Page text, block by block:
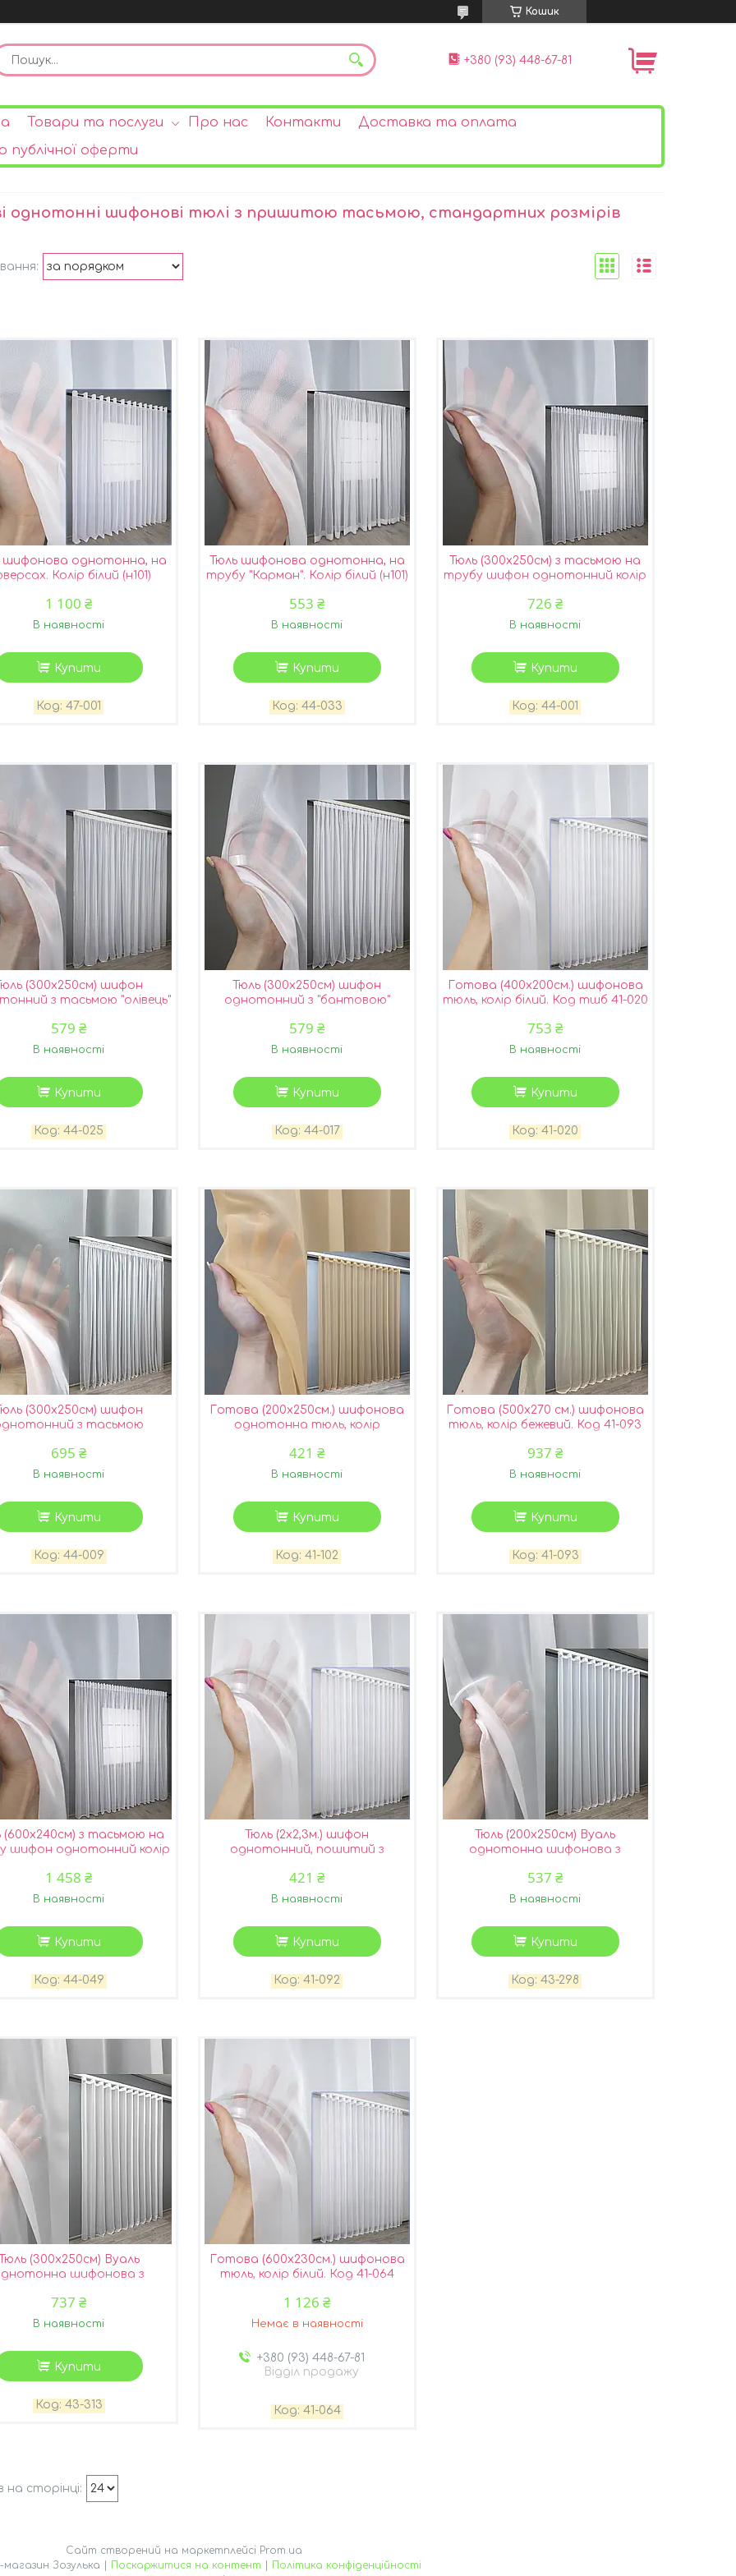
Кошик
+380 (93) 448-67-81
Товари та послуги Про нас Контакти
Доставка та оплата
публічної оферти
однотонні шифонові тюлі з пришитою тасьмою, стандартних розмірів
шифонова однотонна, на
Колір білий (н101)
1 100 ₴
В наявності
Купити
47-001
Тюль шифонова однотонна, на
трубу "Карман". Колір білий (н101)
553 ₴
В наявності
Купити
44-033
Тюль (300х250см) з тасьмою на
трубу шифон однотонний колір
726 ₴
В наявності
Купити
44-001
(300х250см) шифон
з тасьмою "олівець"
579 ₴
В наявності
Купити
44-025
Тюль (300х250см) шифон
однотонний з "бантовою"
579 ₴
В наявності
Купити
44-017
Готова (400х200см.) шифонова
тюль, колір білий. Код тшб 41-020
753 ₴
В наявності
Купити
41-020
(300х250см) шифон
з тасьмою
695 ₴
В наявності
Купити
44-009
Готова (200х250см.) шифонова
однотонна тюль, колір
421 ₴
В наявності
Купити
41-102
Готова (500х270 см.) шифонова
тюль, колір бежевий. Код 41-093
937 ₴
В наявності
Купити
41-093
(600х240см) з тасьмою на
шифон однотонний колір
1 458 ₴
В наявності
Купити
44-049
Тюль (2х2,3м.) шифон
однотонний, пошитий з
421 ₴
В наявності
Купити
41-092
Тюль (200х250см) Вуаль
однотонна шифонова з
298
537 ₴
В наявності
Купити
43-298
(300х250см) Вуаль
шифонова з
1903т 43-313
737 ₴
В наявності
Купити
43-313
Готова (600х230см.) шифонова
тюль, колір білий. Код 41-064
1 126 ₴
Немає в наявності
+380 (93) 448-67-81
Відділ продажу
41-064
Сайт створений на маркетплейсі Prom.ua
Поскаржитися на контент
Політика конфіденційності